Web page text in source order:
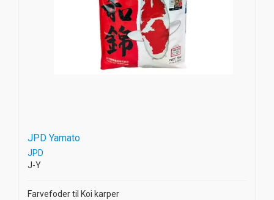
JPD Yamato
JPD
J-Y
Farvefoder til Koi karper